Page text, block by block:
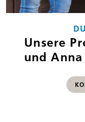
Unsere
und